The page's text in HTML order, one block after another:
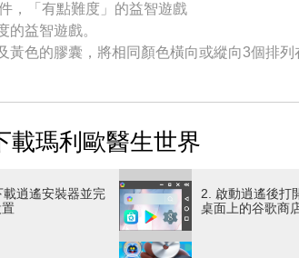
，「有點難度」的益智遊戲
的益智遊戲。
黃色的膠囊，將相同顏色橫向或縱向3個排列
前將病毒全部消滅即為過關。
細思考，進而消滅病毒吧。
就無法消除的「磚塊」。
鑰匙就無法開啟的「柵欄」。
物的話，就會不停向上飄浮的「泡泡」。
機關的關卡。
載瑪利歐醫生世界
載逍遙安裝器並完
2. 啟動逍遙後打
桌面上的谷歌商